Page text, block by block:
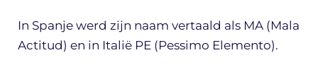
In Spanje werd zijn naam vertaald als MA (Mala
Actitud) en in Italië PE (Pessimo Elemento).